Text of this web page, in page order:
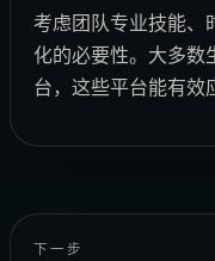
考虑团队专业技能、
化的必要性。大多数
台，这些平台能有效
下一步